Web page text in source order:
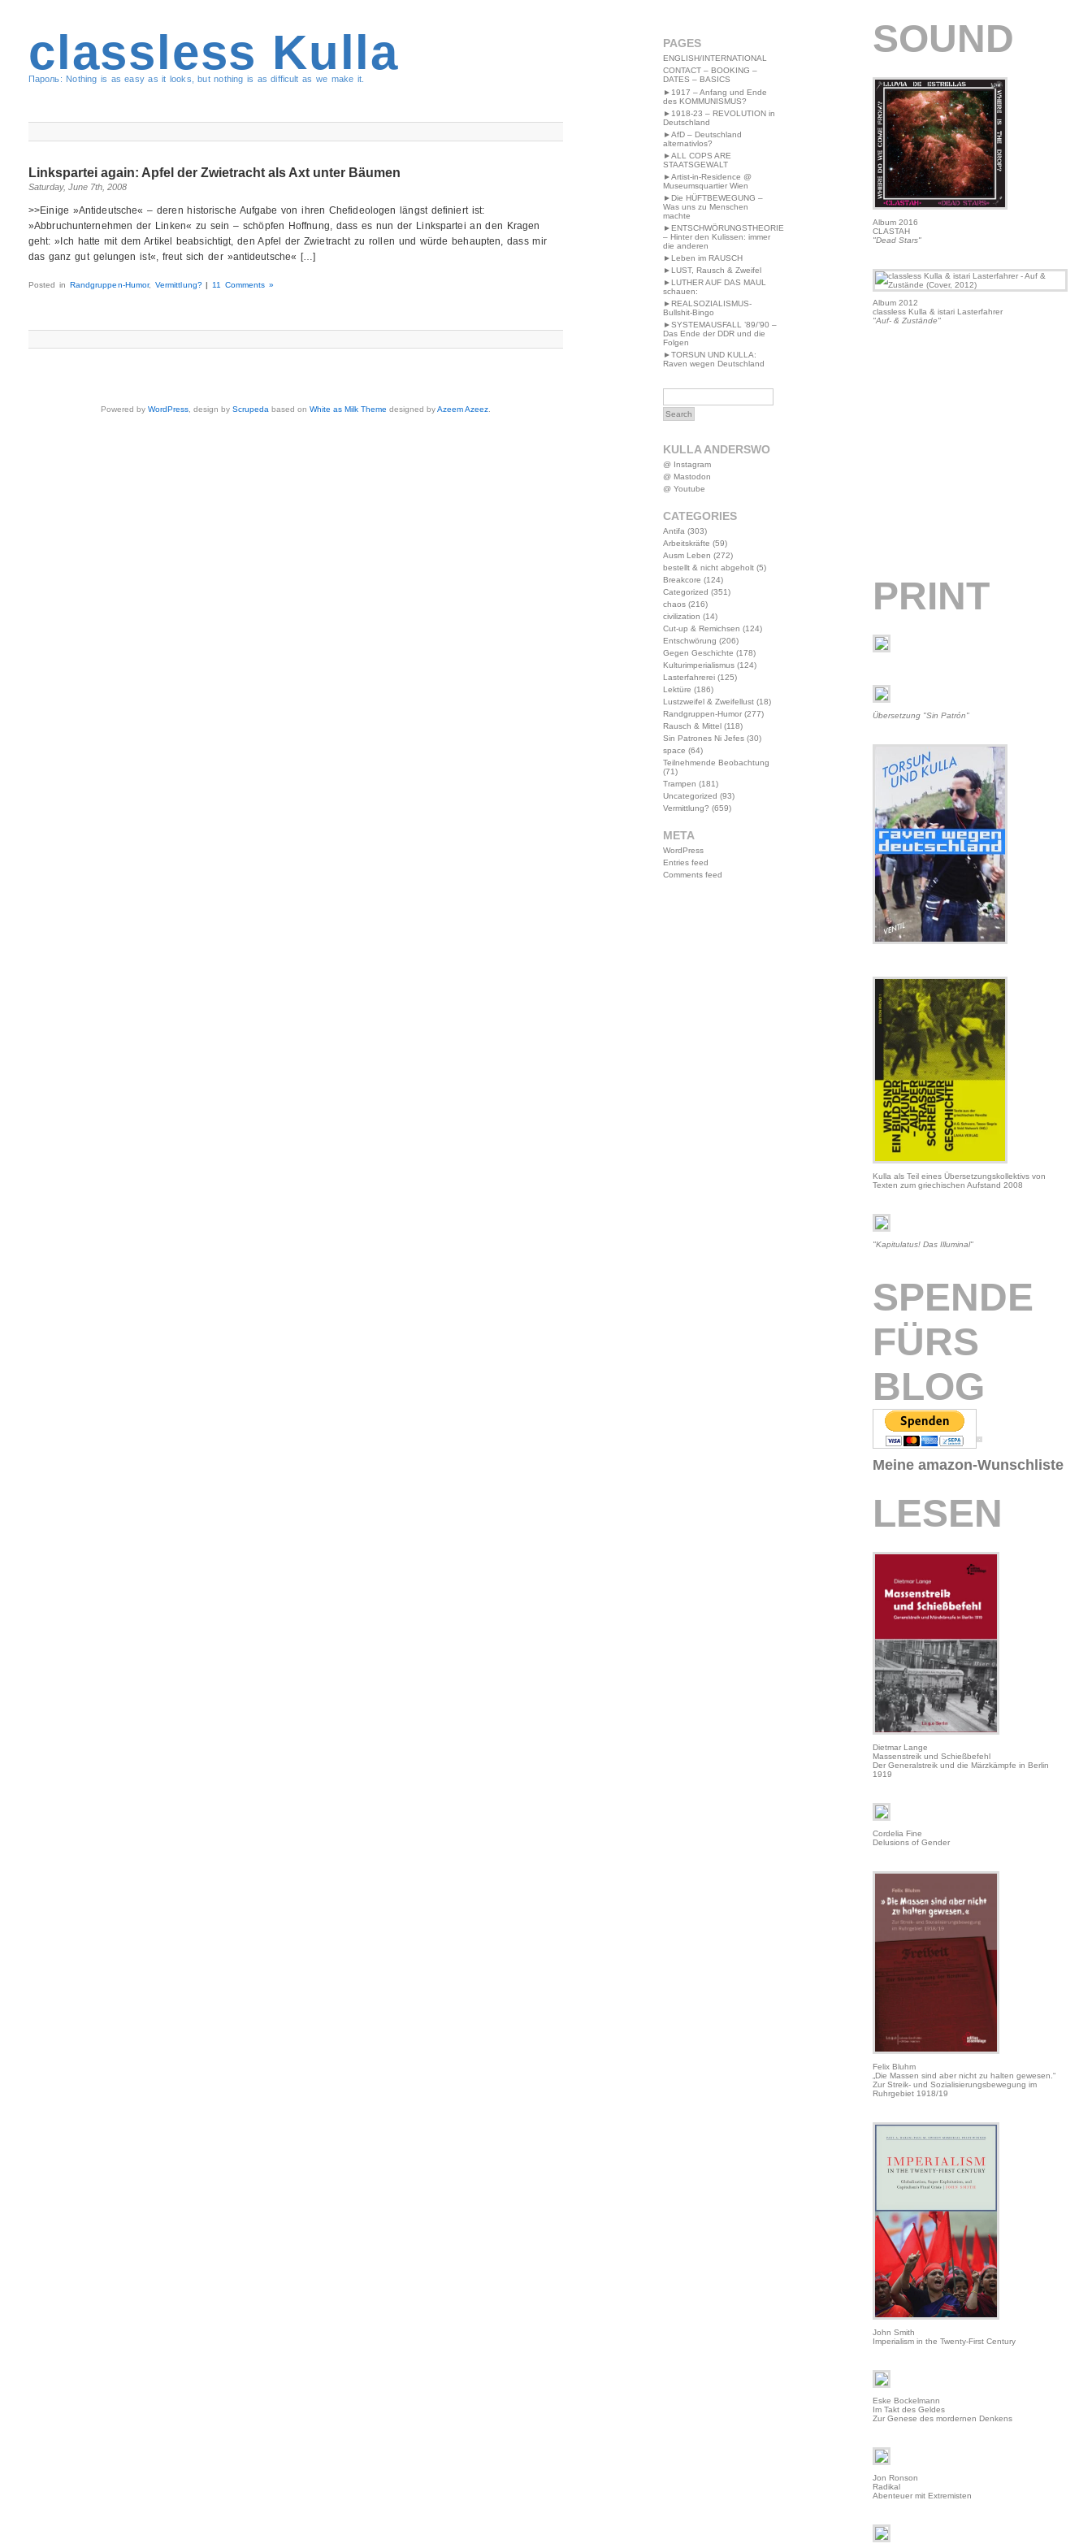
classless Kulla
Пароль: Nothing is as easy as it looks, but nothing is as difficult as we make it.
Linkspartei again: Apfel der Zwietracht als Axt unter Bäumen
Saturday, June 7th, 2008
>>Einige »Antideutsche« – deren historische Aufgabe von ihren Chefideologen längst definiert ist:
»Abbruchunternehmen der Linken« zu sein – schöpfen Hoffnung, dass es nun der Linkspartei an den Kragen
geht: »Ich hatte mit dem Artikel beabsichtigt, den Apfel der Zwietracht zu rollen und würde behaupten, dass mir
das ganz gut gelungen ist«, freut sich der »antideutsche« […]
Posted in Randgruppen-Humor, Vermittlung? | 11 Comments »
Powered byWordPress , design byScrupeda based onWhite as Milk Theme designed byAzeem Azeez
PAGES
ENGLISH/INTERNATIONAL
CONTACT – BOOKING –
DATES – BASICS
►1917 – Anfang und Ende
des KOMMUNISMUS?
►1918-23 – REVOLUTION in
Deutschland
►AfD – Deutschland
alternativlos?
►ALL COPS ARE
STAATSGEWALT
►Artist-in-Residence @
Museumsquartier Wien
►Die HÜFTBEWEGUNG –
Was uns zu Menschen
machte
►ENTSCHWÖRUNGSTHEORIE
– Hinter den Kulissen: immer
die anderen
►Leben im RAUSCH
►LUST, Rausch & Zweifel
►LUTHER AUF DAS MAUL
schauen:
►REALSOZIALISMUS-
Bullshit-Bingo
►SYSTEMAUSFALL ’89/’90 –
Das Ende der DDR und die
Folgen
►TORSUN UND KULLA:
Raven wegen Deutschland
KULLA ANDERSWO
@ Instagram
@ Mastodon
@ Youtube
CATEGORIES
Antifa (303)
Arbeitskräfte (59)
Ausm Leben (272)
bestellt & nicht abgeholt(5)
Breakcore (124)
Categorized (351)
chaos(216)
civilization (14)
Cut-up & Remichsen (124)
Entschwörung (206)
Gegen Geschichte (178)
Kulturimperialismus(124)
Lasterfahrerei(125)
Lektüre (186)
Lustzweifel & Zweifellust(18)
Randgruppen-Humor(277)
Rausch & Mittel(118)
Sin Patrones Ni Jefes(30)
space (64)
Teilnehmende Beobachtung
(71)
Trampen (181)
Uncategorized (93)
Vermittlung? (659)
META
WordPress
Entries feed
Comments feed
SOUND
Album 2016
CLASTAH
"Dead Stars"
Album 2012
classless Kulla & istari Lasterfahrer
"Auf- & Zustände"
PRINT
Übersetzung "Sin Patrón"
Kulla als Teil eines Übersetzungskollektivs von
Texten zum griechischen Aufstand 2008
"Kapitulatus! Das Illuminal"
SPENDE
FÜRS
BLOG
Meine amazon-Wunschliste
LESEN
Dietmar Lange
Massenstreik und Schießbefehl
Der Generalstreik und die Märzkämpfe in Berlin
1919
Cordelia Fine
Delusions of Gender
Felix Bluhm
„Die Massen sind aber nicht zu halten gewesen.“
Zur Streik- und Sozialisierungsbewegung im
Ruhrgebiet 1918/19
John Smith
Imperialism in the Twenty-First Century
Eske Bockelmann
Im Takt des Geldes
Zur Genese des mordernen Denkens
Jon Ronson
Radikal
Abenteuer mit Extremisten